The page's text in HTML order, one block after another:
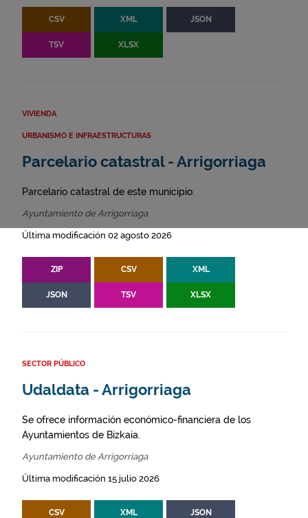
CSV XML JSON
TSV XLSX
VIVIENDA
URBANISMO E INFRAESTRUCTURAS
Parcelario catastral - Arrigorriaga
Parcelario catastral de este municipio.
Ayuntamiento de Arrigorriaga
Última modificación 02 agosto 2026
ZIP CSV XML
JSON TSV XLSX
SECTOR PÚBLICO
Udaldata - Arrigorriaga
Se ofrece información económico-financiera de los
Ayuntamientos de Bizkaia.
Ayuntamiento de Arrigorriaga
Última modificación 15 julio 2026
CSV XML JSON